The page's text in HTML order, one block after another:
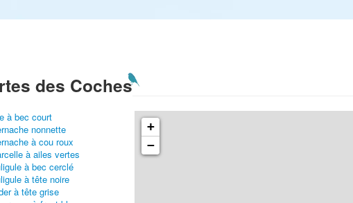
des Coches
à bec court
nonnette
à cou roux
à ailes vertes
à bec cerclé
à tête noire
à tête grise
+
−